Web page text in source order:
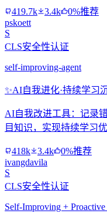
419.7k 3.4k
0%推荐
pskoett
S
CLS安全性认证
self-improving-agent
✨AI自我进化·持续学习
AI自我改进工具：记录
目知识，实现持续学习优
418k 3.4k
0%推荐
ivangdavila
S
CLS安全性认证
Self-Improving +